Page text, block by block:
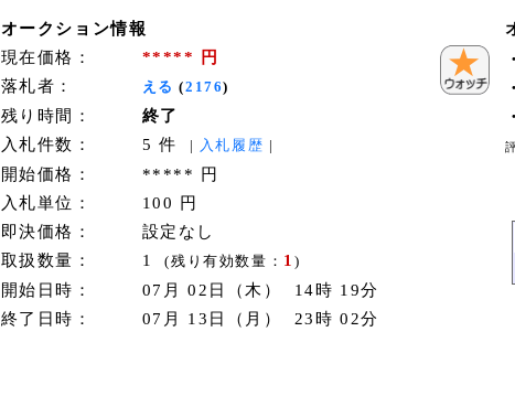
オークション情報
現在価格：
***** 円
落札者：
える (2176)
残り時間：
終了
入札件数：
5 件 | 入札履歴 |
開始価格：
***** 円
入札単位：
100 円
即決価格：
設定なし
取扱数量：
1(残り有効数量： 1 )
開始日時：
07月 02日（木） 14時 19分
終了日時：
07月 13日（月） 23時 02分